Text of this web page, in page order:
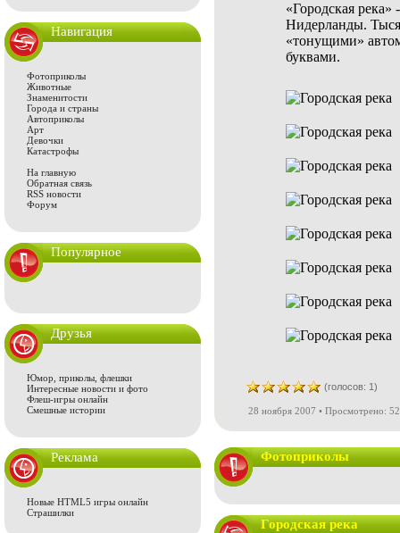
Навигация
Фотоприколы
Животные
Знаменитости
Города и страны
Автоприколы
Арт
Девочки
Катастрофы
На главную
Обратная связь
RSS новости
Форум
Популярное
Друзья
Юмор, приколы, флешки
Интересные новости и фото
Флеш-игры онлайн
Смешные истории
Реклама
Новые HTML5 игры онлайн
Страшилки
«Городская
Нидерланды.
«тонущими»
буквами.
(голосов: 1)
28 ноября 2007 • Просмотрено:
Фотоприколы
Городская река